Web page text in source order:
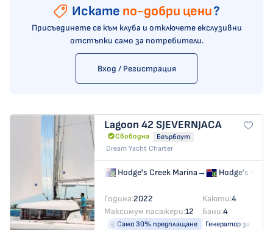
Искате по-добри цени?
Присъединете се към клуба и отключете екслузивни
отстъпки само за потребители.
Вход / Регистрация
Lagoon 42 SJEVERNJACA
Свободна
Беърбоут
Dream Yacht Charter
Hodge's Creek Marina→ Hodge's
Година:2022 Каюти:4
Максимум пасажери:12 Бани:4
Само 30% предплащане
Генератор за ток